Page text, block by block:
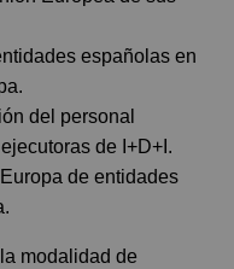
españolas en
del personal
de I+D+I.
de entidades
modalidad de